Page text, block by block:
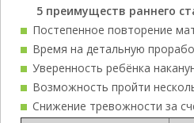
5 преимуществ раннего
Постепенное повторение
Время на детальную
Уверенность ребёнка
Возможность пройти
Снижение тревожности за